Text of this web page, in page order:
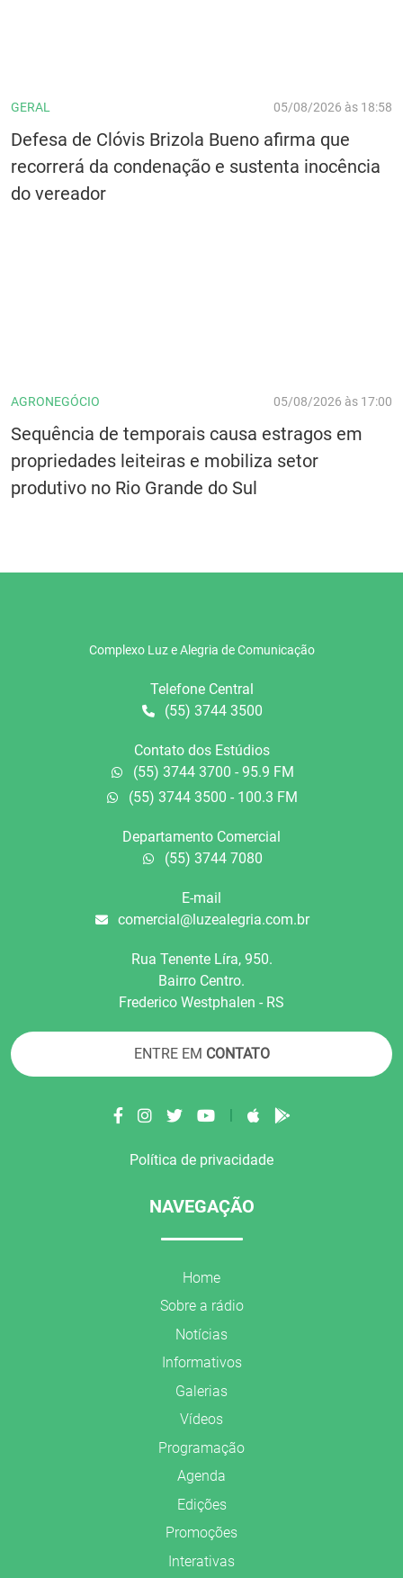
GERAL 05/08/2026 às 18:58
Defesa de Clóvis Brizola Bueno afirma que
recorrerá da condenação e sustenta inocência
do vereador
AGRONEGÓCIO 05/08/2026 às 17:00
Sequência de temporais causa estragos em
propriedades leiteiras e mobiliza setor
produtivo no Rio Grande do Sul
Complexo Luz e Alegria de Comunicação
Telefone Central
(55) 3744 3500
Contato dos Estúdios
(55) 3744 3700 - 95.9 FM
(55) 3744 3500 - 100.3 FM
Departamento Comercial
(55) 3744 7080
E-mail
comercial@luzealegria.com.br
Rua Tenente Líra, 950.
Bairro Centro.
Frederico Westphalen - RS
ENTRE EM CONTATO
|
Política de privacidade
NAVEGAÇÃO
Home
Sobre a rádio
Notícias
Informativos
Galerias
Vídeos
Programação
Agenda
Edições
Promoções
Interativas